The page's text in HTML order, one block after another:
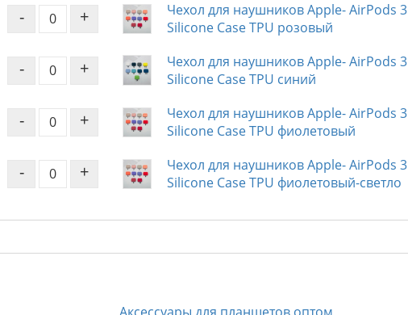
- +
Чехол для наушников Apple- AirPods 3
Silicone Case TPU розовый
- +
Чехол для наушников Apple- AirPods 3
Silicone Case TPU синий
- +
Чехол для наушников Apple- AirPods 3
Silicone Case TPU фиолетовый
- +
Чехол для наушников Apple- AirPods 3
Silicone Case TPU фиолетовый-светло